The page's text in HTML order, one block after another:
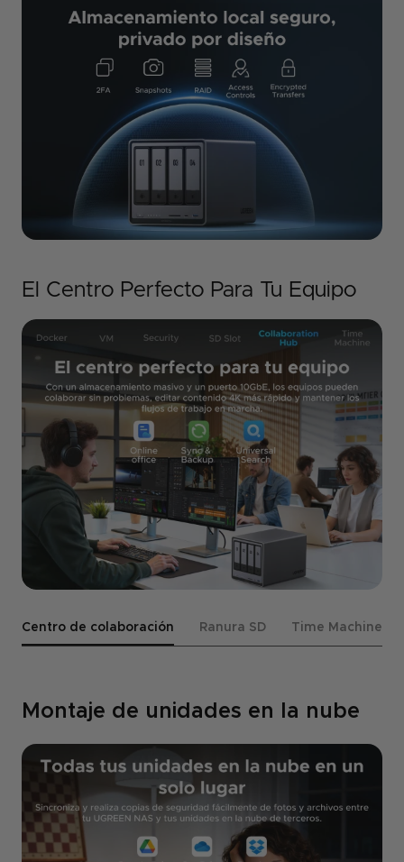
El Centro Perfecto Para Tu Equipo
Centro de colaboración Ranura SD Time Machine
Montaje de unidades en la nube